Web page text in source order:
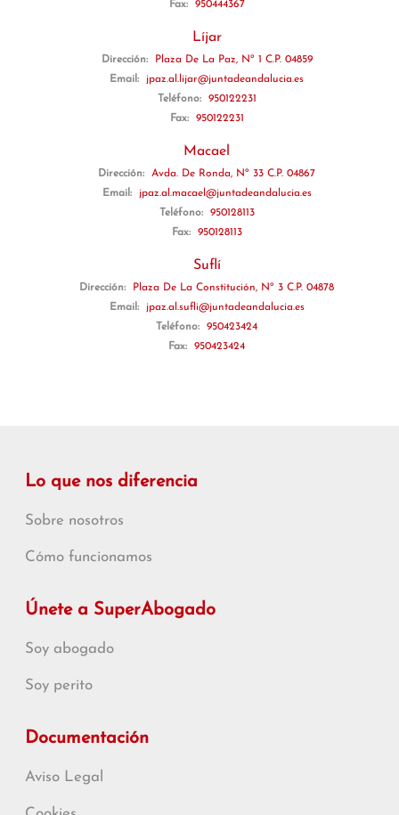
Fax:
950444367
Líjar
Dirección:
Plaza De La Paz, Nº 1 C.P. 04859
Email:
jpaz.al.lijar@juntadeandalucia.es
Teléfono:
950122231
Fax:
950122231
Macael
Dirección:
Avda. De Ronda, Nº 33 C.P. 04867
Email:
jpaz.al.macael@juntadeandalucia.es
Teléfono:
950128113
Fax:
950128113
Suflí
Dirección:
Plaza De La Constitución, Nº 3 C.P. 04878
Email:
jpaz.al.sufli@juntadeandalucia.es
Teléfono:
950423424
Fax:
950423424
Lo que nos diferencia
Sobre nosotros
Cómo funcionamos
Únete a SuperAbogado
Soy abogado
Soy perito
Documentación
Aviso Legal